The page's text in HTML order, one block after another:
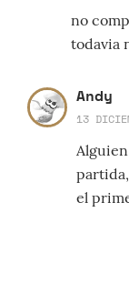
no
todavia
Andy
13
el